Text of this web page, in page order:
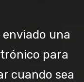
enviado una
para
cuando sea